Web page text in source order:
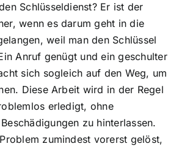
Schlüsseldienst? Er ist der
wenn es darum geht in die
weil man den Schlüssel
Anruf genügt und ein geschulter
sich sogleich auf den Weg, um
Diese Arbeit wird in der Regel
erledigt, ohne
zu hinterlassen.
zumindest vorerst gelöst,